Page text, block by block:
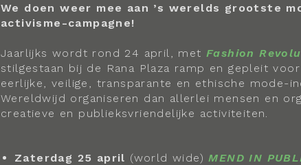
We doen weer mee aan ’s werelds grootste
activisme-campagne!
Jaarlijks wordt rond 24 april, met Fashion
stilgestaan bij de Rana Plaza ramp en gepleit voor
eerlijke, veilige, transparante en ethische mode-
Wereldwijd organiseren dan allerlei mensen en
creatieve en publieksvriendelijke activiteiten.
Zaterdag 25 april (world wide) MEND IN